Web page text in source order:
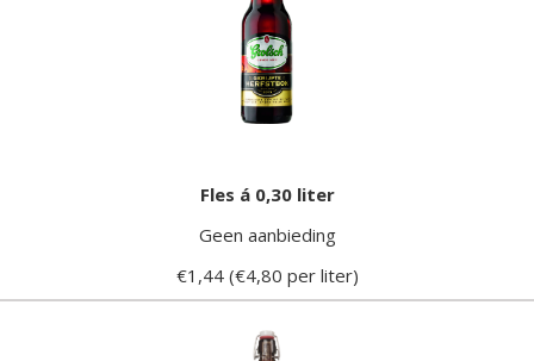
Fles á 0,30 liter
Geen aanbieding
€1,44 (€4,80 per liter)